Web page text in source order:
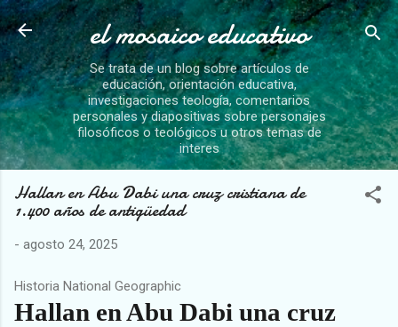
Ir al contenido principal
el mosaico educativo
Se trata de un blog sobre artículos de
educación, orientación educativa,
investigaciones teología, comentarios
personales y diapositivas sobre personajes
filosóficos o teológicos u otros temas de
interes
Hallan en Abu Dabi una cruz cristiana de
1.400 años de antigüedad
- agosto 24, 2025
Historia National Geographic
Hallan en Abu Dabi una cruz